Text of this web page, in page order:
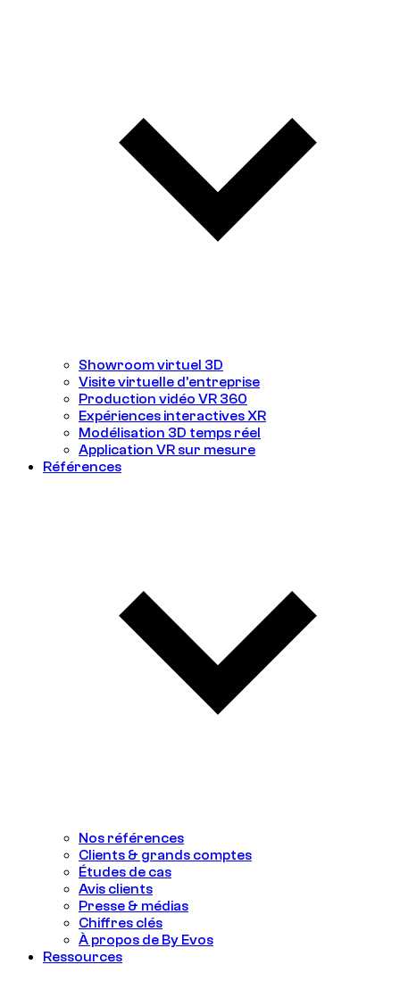
Showroom virtuel 3D
Visite virtuelle d'entreprise
Production vidéo VR 360
Expériences interactives XR
Modélisation 3D temps réel
Application VR sur mesure
Références
Nos références
Clients & grands comptes
Études de cas
Avis clients
Presse & médias
Chiffres clés
À propos de By Evos
Ressources